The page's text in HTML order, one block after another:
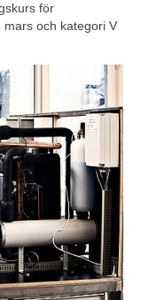
för
och kategori V